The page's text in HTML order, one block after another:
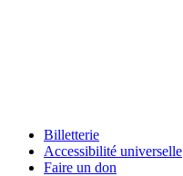
Billetterie
Accessibilité universelle
Faire un don